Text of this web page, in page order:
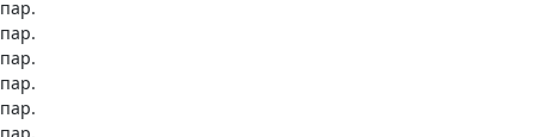
пар.
пар.
пар.
пар.
пар.
пар.